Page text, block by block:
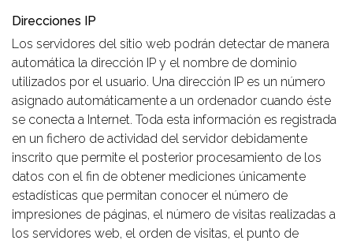
Direcciones IP
Los servidores del sitio web podrán detectar de manera
automática la dirección IP y el nombre de dominio
utilizados por el usuario. Una dirección IP es un número
asignado automáticamente a un ordenador cuando éste
se conecta a Internet. Toda esta información es registrada
en un fichero de actividad del servidor debidamente
inscrito que permite el posterior procesamiento de los
datos con el fin de obtener mediciones únicamente
estadísticas que permitan conocer el número de
impresiones de páginas, el número de visitas realizadas a
los servidores web, el orden de visitas, el punto de